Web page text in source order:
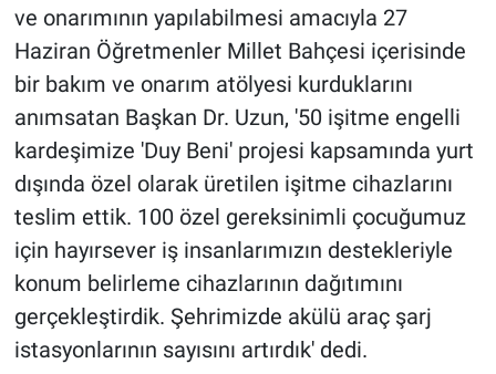
ve onarımının yapılabilmesi amacıyla 27
Haziran Öğretmenler Millet Bahçesi içerisinde
bir bakım ve onarım atölyesi kurduklarını
anımsatan Başkan Dr. Uzun, '50 işitme engelli
kardeşimize 'Duy Beni' projesi kapsamında yurt
dışında özel olarak üretilen işitme cihazlarını
teslim ettik. 100 özel gereksinimli çocuğumuz
için hayırsever iş insanlarımızın destekleriyle
konum belirleme cihazlarının dağıtımını
gerçekleştirdik. Şehrimizde akülü araç şarj
istasyonlarının sayısını artırdık' dedi.